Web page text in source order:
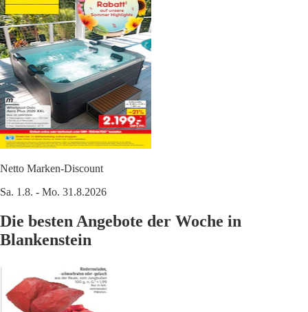
Netto Marken-Discount
Sa. 1.8. - Mo. 31.8.2026
Die besten Angebote der Woche in
Blankenstein